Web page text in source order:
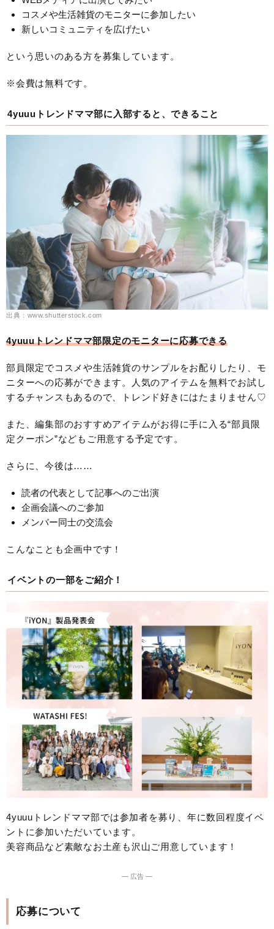
コスメや生活雑貨のモニターに参加したい
新しいコミュニティを広げたい
という思いのある方を募集しています。
※会費は無料です。
4yuuuトレンドママ部に入部すると、できること
出典：www.shutterstock.com
4yuuuトレンドママ部限定のモニターに応募できる
部員限定でコスメや生活雑貨のサンプルをお配りしたり、モ
ニターへの応募ができます。人気のアイテムを無料でお試し
するチャンスもあるので、トレンド好きにはたまりません♡
また、編集部のおすすめアイテムがお得に手に入る“部員限
定クーポン”などもご用意する予定です。
さらに、今後は……
読者の代表として記事へのご出演
企画会議へのご参加
メンバー同士の交流会
こんなことも企画中です！
イベントの一部をご紹介！
4yuuuトレンドママ部では参加者を募り、年に数回程度イベ
ントに参加いただいています。
美容商品など素敵なお土産も沢山ご用意しています！
― 広告 ―
応募について